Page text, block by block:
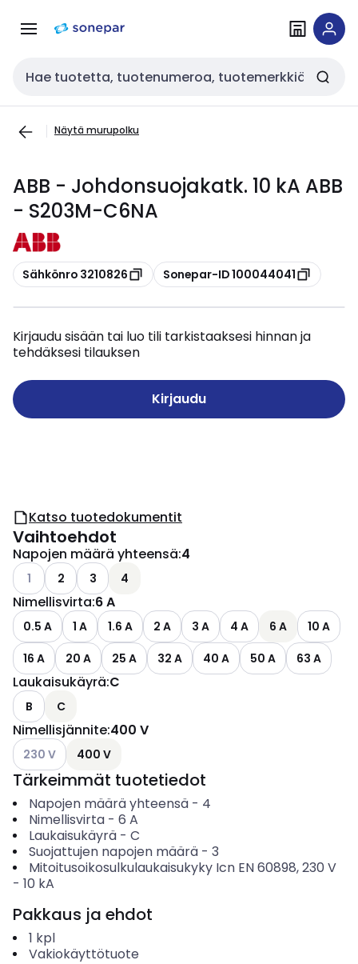
navigointiinsisältöön
Haku
Näytä murupolku
ABB - Johdonsuojakatk. 10 kA ABB
- S203M-C6NA
Kopioi
Sähkönro 3210826 Kopioi
Sonepar-ID 100044041
Kirjaudu sisään tai luo tili tarkistaaksesi hinnan ja
tehdäksesi tilauksen
Kirjaudu
Katso tuotedokumentit
Vaihtoehdot
Napojen määrä yhteensä:4
Katso käytettävissä olevat vaihtoehdot
1 2 3 4
Nimellisvirta:6 A
0.5 A 1 A 1.6 A 2 A 3 A 4 A 6 A
10 A
16 A
20 A 25 A 32 A 40 A 50 A 63 A
Laukaisukäyrä:C
B C
Nimellisjännite:400 V
Katso käytettävissä olevat vaihtoehdot
230 V 400 V
Tärkeimmät tuotetiedot
Napojen määrä yhteensä- 4
Nimellisvirta- 6 A
Laukaisukäyrä- C
Suojattujen napojen määrä- 3
Mitoitusoikosulkulaukaisukyky Icn EN 60898, 230 V
- 10 kA
Pakkaus ja ehdot
1 kpl
Vakiokäyttötuote